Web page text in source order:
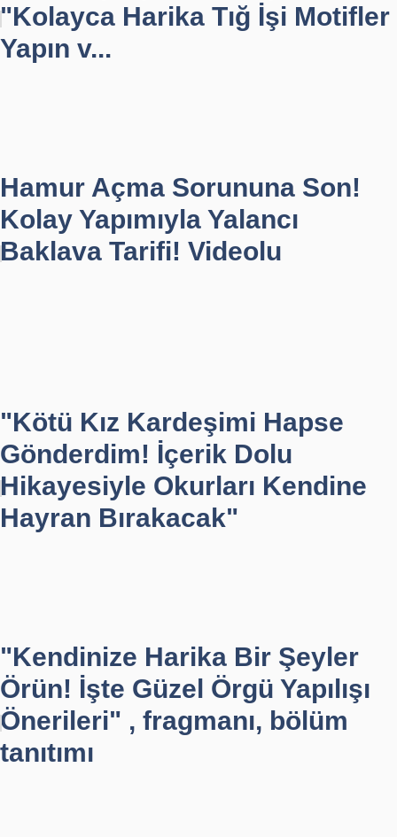
"Kolayca Harika Tığ İşi Motifler
Yapın v...
Hamur Açma Sorununa Son!
Kolay Yapımıyla Yalancı
Baklava Tarifi! Videolu
"Kötü Kız Kardeşimi Hapse
Gönderdim! İçerik Dolu
Hikayesiyle Okurları Kendine
Hayran Bırakacak"
"Kendinize Harika Bir Şeyler
Örün! İşte Güzel Örgü Yapılışı
Önerileri" , fragmanı, bölüm
tanıtımı